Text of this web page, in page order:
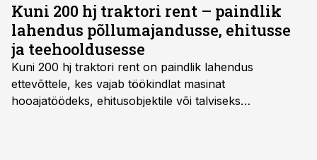
Kuni 200 hj traktori rent – paindlik
lahendus põllumajandusse, ehitusse
ja teehooldusesse
Kuni 200 hj traktori rent on paindlik lahendus
ettevõttele, kes vajab töökindlat masinat
hooajatöödeks, ehitusobjektile või talviseks